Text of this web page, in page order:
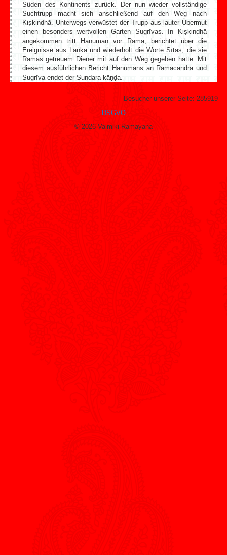
Süden des Kontinents zurück. Der nun wieder vollständige
Suchtrupp macht sich anschließend auf den Weg nach
Kiṣkindhā. Unterwegs verwüstet der Trupp aus lauter Übermut
einen besonders wertvollen Garten Sugrīvas. In Kiṣkindhā
angekommen tritt Hanumān vor Rāma, berichtet über die
Ereignisse aus Laṅkā und wiederholt die Worte Sītās, die sie
Rāmas getreuem Diener mit auf den Weg gegeben hatte. Mit
diesem ausführlichen Bericht Hanumāns an Rāmacandra und
Sugrīva endet der Sundara-kāṇḍa.
Besucher unserer Seite: 285919
DSGVO
© 2026 Valmiki Ramayana